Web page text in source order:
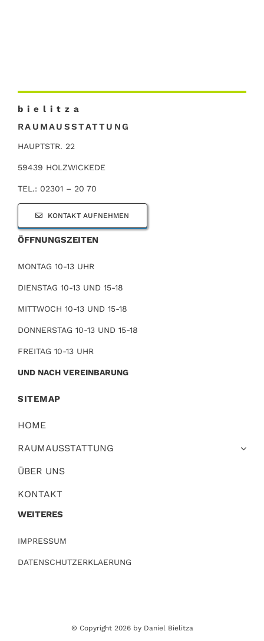
b i e l i t z a
RAUMAUSSTATTUNG
HAUPTSTR. 22
59439 HOLZWICKEDE
TEL.: 02301 – 20 70
KONTAKT AUFNEHMEN
ÖFFNUNGSZEITEN
MONTAG 10-13 UHR
DIENSTAG 10-13 UND 15-18
MITTWOCH 10-13 UND 15-18
DONNERSTAG 10-13 UND 15-18
FREITAG 10-13 UHR
UND NACH VEREINBARUNG
SITEMAP
HOME
RAUMAUSSTATTUNG
ÜBER UNS
KONTAKT
WEITERES
IMPRESSUM
DATENSCHUTZERKLAERUNG
© Copyright 2026 by Daniel Bielitza